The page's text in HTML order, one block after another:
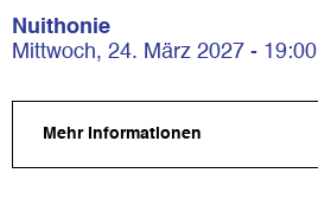
Nuithonie
Mittwoch, 24. März 2027 - 19:00
Mehr Informationen